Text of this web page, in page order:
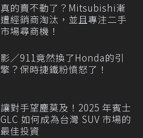
真的賣不動了？Mitsubishi漸
遭經銷商淘汰，並且專注二手
市場尋商機！
影／911竟然換了Honda的引
擎？保時捷鐵粉憤怒了！
讓對手望塵莫及！2025 年賓士
GLC 如何成為台灣 SUV 市場的
最佳投資